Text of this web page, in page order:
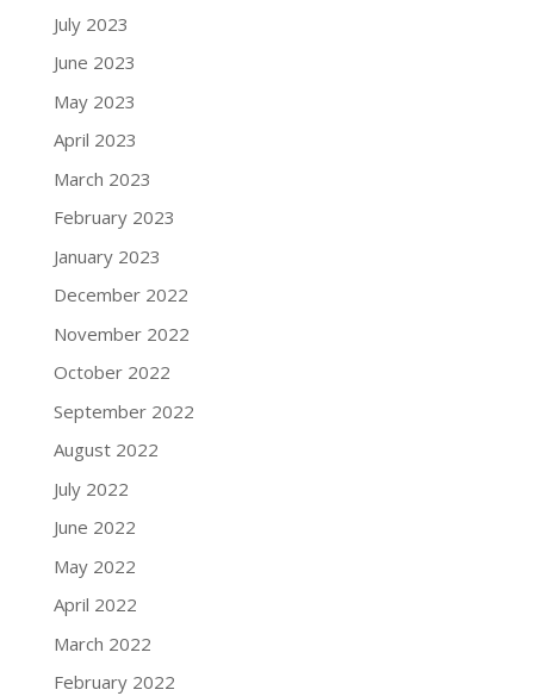
July 2023
June 2023
May 2023
April 2023
March 2023
February 2023
January 2023
December 2022
November 2022
October 2022
September 2022
August 2022
July 2022
June 2022
May 2022
April 2022
March 2022
February 2022